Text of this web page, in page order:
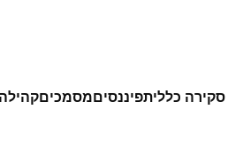
סקירה כלליתפיננסיםמסמכיםקהילה